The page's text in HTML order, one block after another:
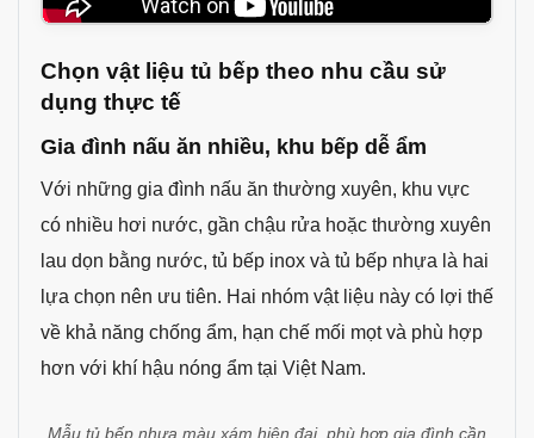
Chọn vật liệu tủ bếp theo nhu cầu sử
dụng thực tế
Gia đình nấu ăn nhiều, khu bếp dễ ẩm
Với những gia đình nấu ăn thường xuyên, khu vực
có nhiều hơi nước, gần chậu rửa hoặc thường xuyên
lau dọn bằng nước, tủ bếp inox và tủ bếp nhựa là hai
lựa chọn nên ưu tiên. Hai nhóm vật liệu này có lợi thế
về khả năng chống ẩm, hạn chế mối mọt và phù hợp
hơn với khí hậu nóng ẩm tại Việt Nam.
Mẫu tủ bếp nhựa màu xám hiện đại, phù hợp gia đình cần